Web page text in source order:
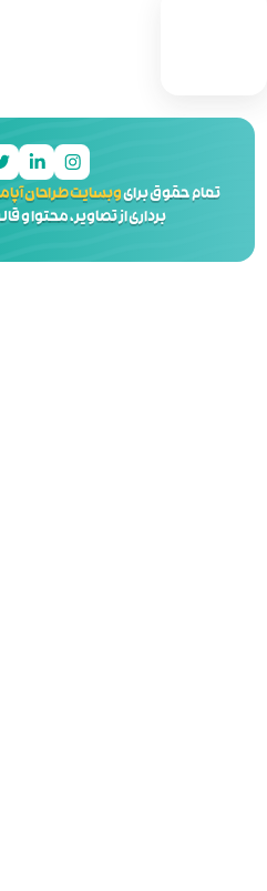
محفوظ بوده و هر گونه کپی
و قالب پیگرد قانونی دارد.